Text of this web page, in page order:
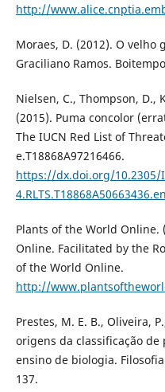
http://
Moraes, D. (2012). O
Graciliano Ramos.
Nielsen, C., Thompson, D.,
(2015). Puma concolor
The IUCN Red List of
e.T18868A97216466.
https://dx.doi.org/10.2305/
4.RLTS.T18868A50663436.en
Plants of the World Online.
Online. Facilitated by the
of the World Online.
http://
Prestes, M. E. B., Oliveira,
origens da classificação
ensino de biologia.
137.